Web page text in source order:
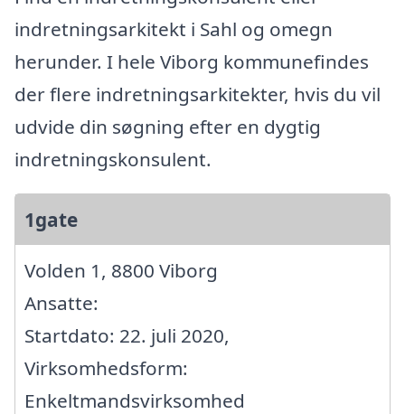
indretningsarkitekt i Sahl og omegn
herunder. I hele Viborg kommunefindes
der flere indretningsarkitekter, hvis du vil
udvide din søgning efter en dygtig
indretningskonsulent.
1gate
Volden 1, 8800 Viborg
Ansatte:
Startdato: 22. juli 2020,
Virksomhedsform:
Enkeltmandsvirksomhed